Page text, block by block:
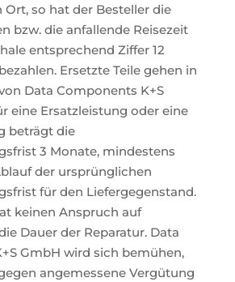
so hat der Besteller die
bzw. die anfallende Reisezeit
entsprechend Ziffer 12
Ersetzte Teile gehen in
Data Components K+S
eine Ersatzleistung oder eine
beträgt die
3 Monate, mindestens
der ursprünglichen
für den Liefergegenstand.
keinen Anspruch auf
Dauer der Reparatur. Data
GmbH wird sich bemühen,
angemessene Vergütung